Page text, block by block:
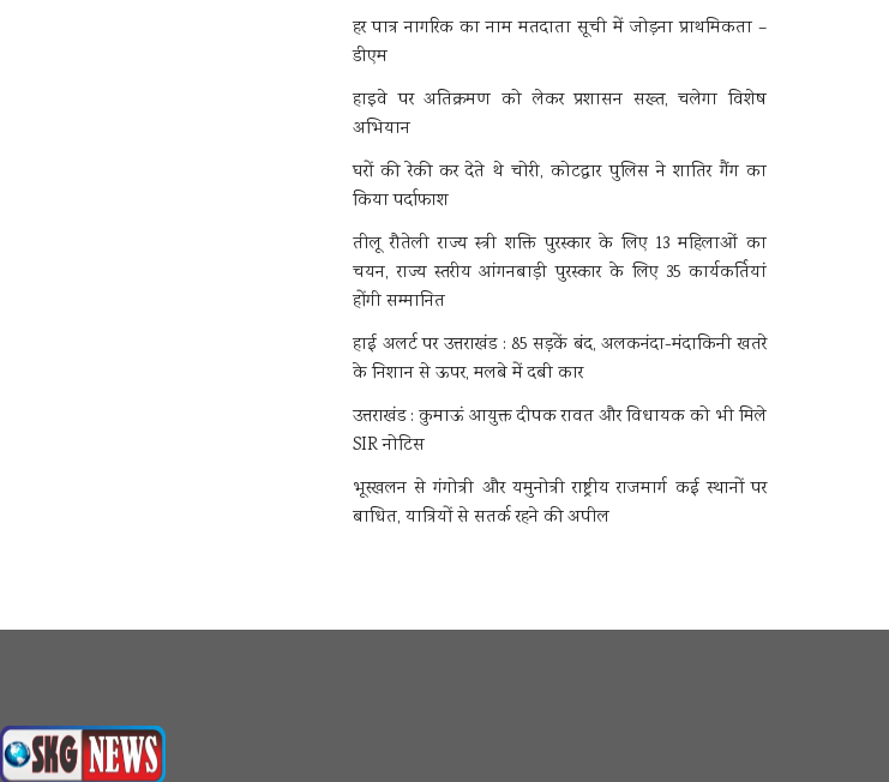
हर पात्र नागरिक का नाम मतदाता सूची में जोड़ना प्राथमिकता –
डीएम
हाइवे पर अतिक्रमण को लेकर प्रशासन सख्त, चलेगा विशेष
अभियान
घरों की रेकी कर देते थे चोरी, कोटद्वार पुलिस ने शातिर गैंग का
किया पर्दाफाश
तीलू रौतेली राज्य स्त्री शक्ति पुरस्कार के लिए 13 महिलाओं का
चयन, राज्य स्तरीय आंगनबाड़ी पुरस्कार के लिए 35 कार्यकर्तियां
होंगी सम्मानित
हाई अलर्ट पर उत्तराखंड : 85 सड़कें बंद, अलकनंदा-मंदाकिनी खतरे
के निशान से ऊपर, मलबे में दबी कार
उत्तराखंड : कुमाऊं आयुक्त दीपक रावत और विधायक को भी मिले
SIR नोटिस
भूस्खलन से गंगोत्री और यमुनोत्री राष्ट्रीय राजमार्ग कई स्थानों पर
बाधित, यात्रियों से सतर्क रहने की अपील